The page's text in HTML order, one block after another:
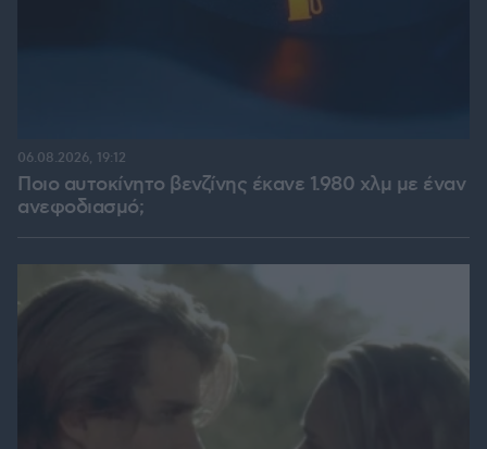
Ποιο αυτοκίνητο βενζίνης έκανε 1.980 χλμ με έναν
ανεφοδιασμό;
06.08.2026, 19:12